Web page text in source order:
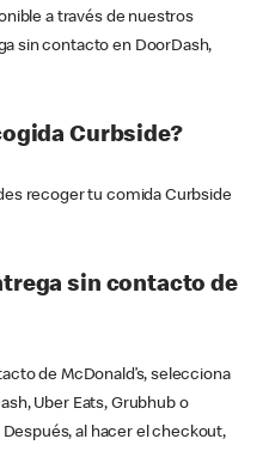
a través de nuestros
sin contacto en DoorDash,
Curbside?
recoger tu comida Curbside
sin contacto de
de McDonald’s, selecciona
Uber Eats, Grubhub o
al hacer el checkout,